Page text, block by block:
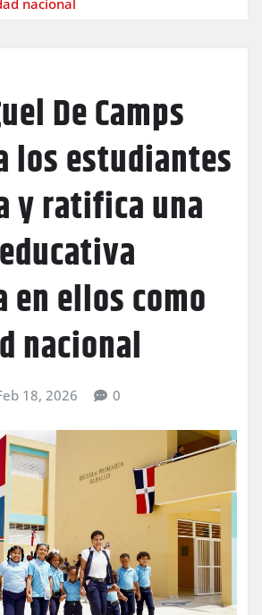
De Camps
los estudiantes
y ratifica una
en ellos como
nacional
18, 2026 0